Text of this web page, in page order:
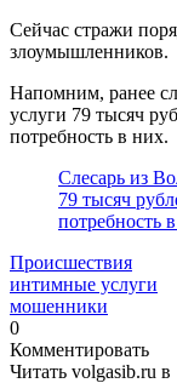
Сейчас стражи
злоумышленников.
Напомним, ранее
услуги 79 тысяч
потребность в них.
Слесарь из
79 тысяч
потребность
Происшествия
интимные услуги
мошенники
0
Комментировать
Читать volgasib.ru в